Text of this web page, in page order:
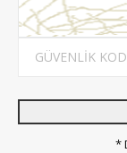
*